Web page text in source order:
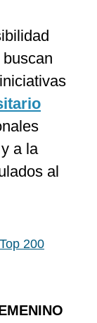
a la
al
200